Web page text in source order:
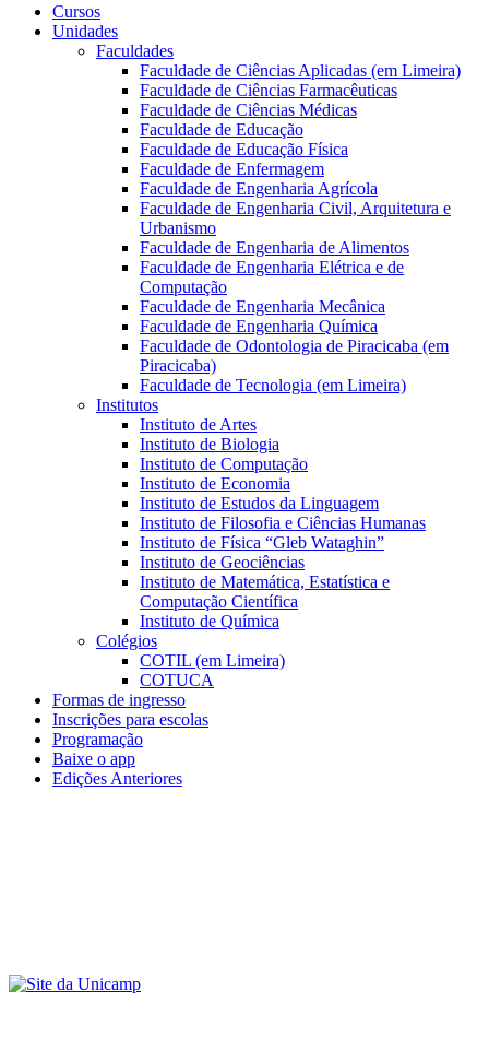
Cursos
Unidades
Faculdades
Faculdade de Ciências Aplicadas (em Limeira)
Faculdade de Ciências Farmacêuticas
Faculdade de Ciências Médicas
Faculdade de Educação
Faculdade de Educação Física
Faculdade de Enfermagem
Faculdade de Engenharia Agrícola
Faculdade de Engenharia Civil, Arquitetura e
Urbanismo
Faculdade de Engenharia de Alimentos
Faculdade de Engenharia Elétrica e de
Computação
Faculdade de Engenharia Mecânica
Faculdade de Engenharia Química
Faculdade de Odontologia de Piracicaba (em
Piracicaba)
Faculdade de Tecnologia (em Limeira)
Institutos
Instituto de Artes
Instituto de Biologia
Instituto de Computação
Instituto de Economia
Instituto de Estudos da Linguagem
Instituto de Filosofia e Ciências Humanas
Instituto de Física “Gleb Wataghin”
Instituto de Geociências
Instituto de Matemática, Estatística e
Computação Científica
Instituto de Química
Colégios
COTIL (em Limeira)
COTUCA
Formas de ingresso
Inscrições para escolas
Programação
Baixe o app
Edições Anteriores